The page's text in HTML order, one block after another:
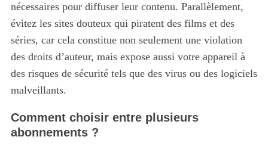
nécessaires pour diffuser leur contenu. Parallèlement,
évitez les sites douteux qui piratent des films et des
séries, car cela constitue non seulement une violation
des droits d’auteur, mais expose aussi votre appareil à
des risques de sécurité tels que des virus ou des logiciels
malveillants.
Comment choisir entre plusieurs
abonnements ?
r
c
h
r